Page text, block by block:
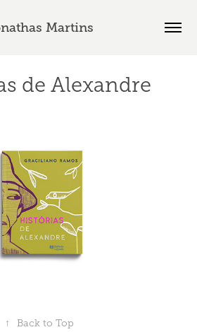
Martins
de Alexandre
↑ Back to Top